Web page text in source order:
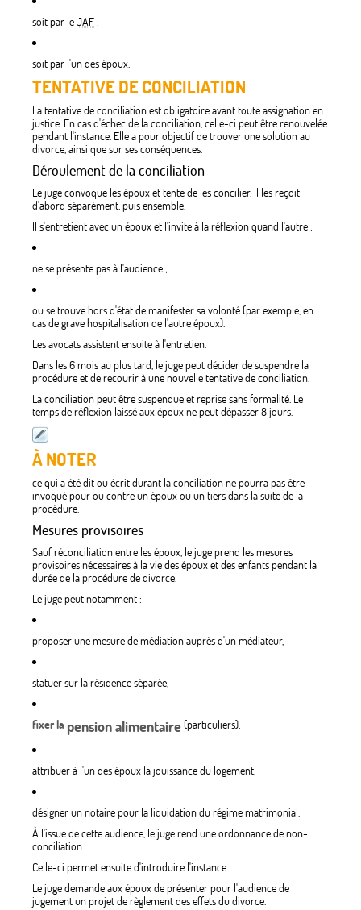
soit par leJAF;
soit par l'un des époux.
TENTATIVE DE CONCILIATION
La tentative de conciliation est obligatoire avant toute assignation en
justice. En cas d'échec de la conciliation, celle-ci peut être renouvelée
pendant l'instance. Elle a pour objectif de trouver une solution au
divorce, ainsi que sur ses conséquences.
Déroulement de la conciliation
Le juge convoque les époux et tente de les concilier. Il les reçoit
d'abord séparément, puis ensemble.
Il s'entretient avec un époux et l'invite à la réflexion quand l'autre :
ne se présente pas à l'audience ;
ou se trouve hors d'état de manifester sa volonté (par exemple, en
cas de grave hospitalisation de l'autre époux).
Les avocats assistent ensuite à l'entretien.
Dans les 6 mois au plus tard, le juge peut décider de suspendre la
procédure et de recourir à une nouvelle tentative de conciliation.
La conciliation peut être suspendue et reprise sans formalité. Le
temps de réflexion laissé aux époux ne peut dépasser 8 jours.
À NOTER
ce qui a été dit ou écrit durant la conciliation ne pourra pas être
invoqué pour ou contre un époux ou un tiers dans la suite de la
procédure.
Mesures provisoires
Sauf réconciliation entre les époux, le juge prend les mesures
provisoires nécessaires à la vie des époux et des enfants pendant la
durée de la procédure de divorce.
Le juge peut notamment :
proposer une mesure de médiation auprès d'un médiateur,
statuer sur la résidence séparée,
fixer la pension alimentaire(particuliers),
attribuer à l'un des époux la jouissance du logement,
désigner un notaire pour la liquidation du régime matrimonial.
À l'issue de cette audience, le juge rend une ordonnance de non-
conciliation.
Celle-ci permet ensuite d'introduire l'instance.
Le juge demande aux époux de présenter pour l'audience de
jugement un projet de règlement des effets du divorce.